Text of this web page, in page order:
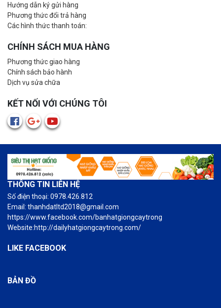
Hướng dẫn ký gửi hàng
Phương thức đổi trả hàng
Các hình thức thanh toán:
CHÍNH SÁCH MUA HÀNG
Phương thức giao hàng
Chính sách bảo hành
Dịch vụ sửa chữa
KẾT NỐI VỚI CHÚNG TÔI
THÔNG TIN LIÊN HỆ
Số điện thoại: 0978.426.812
Email: thanhdatltd2018@gmail.com
https://www.facebook.com/banhatgiongcaytrong
Website:http://dailyhatgiongcaytrong.com/
LIKE FACEBOOK
BẢN ĐỒ